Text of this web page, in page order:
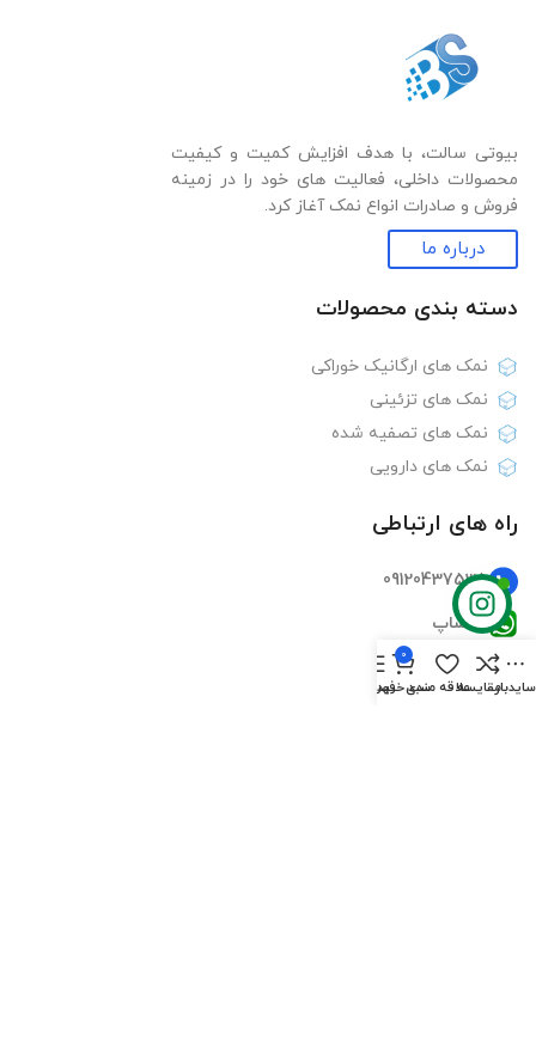
بیوتی سالت، با هدف افزایش کمیت و کیفیت
محصولات داخلی، فعالیت های خود را در زمینه
فروش و صادرات انواع نمک آغاز کرد.
درباره ما
دسته بندی‌ محصولات
نمک های ارگانیک خوراکی
نمک های تزئینی
نمک های تصفیه شده
نمک های دارویی
راه های ارتباطی
09120437535
واتساپ
تلگرام
سایدبارمقایسهعلاقه مندی
0
سبد خریدفهرست